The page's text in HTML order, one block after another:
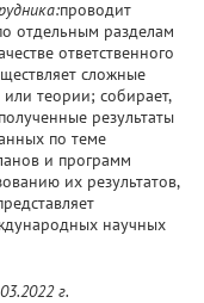
проводит
отдельным разделам
ответственного
сложные
теории; собирает,
результаты
по теме
и программ
их результатов,
научных
г.